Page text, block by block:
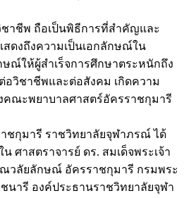
าชีพ ถือเป็นพิธีการที่สำคัญและ
ดงถึงความเป็นเอกลักษณ์ใน
ณ์ให้ผู้สำเร็จการศึกษาตระหนักถึง
อวิชาชีพและต่อสังคม เกิดความ
คณะพยาบาลศาสตร์อัครราชกุมารี
ชกุมารี ราชวิทยาลัยจุฬาภรณ์ ได้
ศาสตราจารย์ ดร. สมเด็จพระเจ้า
ณวลัยลักษณ์ อัครราชกุมารี กรมพระ
นารี องค์ประธานราชวิทยาลัยจุฬา